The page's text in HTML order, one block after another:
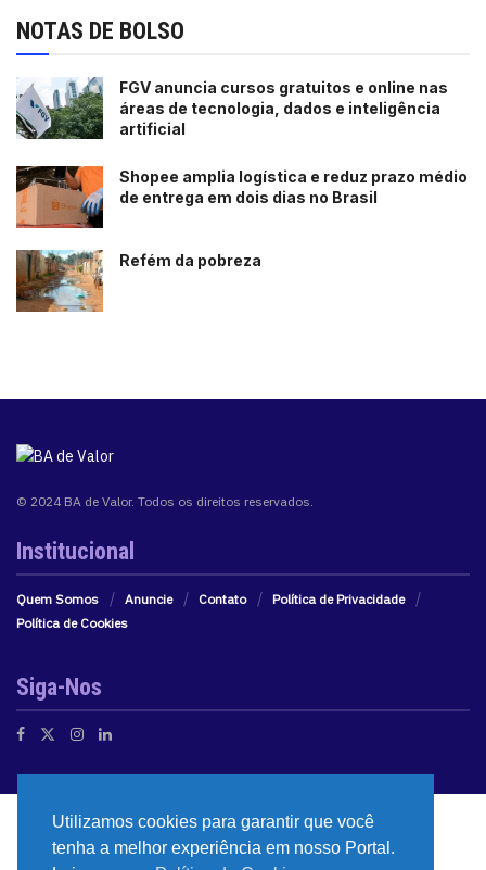
NOTAS DE BOLSO
FGV anuncia cursos gratuitos e online nas
áreas de tecnologia, dados e inteligência
artificial
Shopee amplia logística e reduz prazo médio
de entrega em dois dias no Brasil
Refém da pobreza
© 2024 BA de Valor. Todos os direitos reservados.
Institucional
Quem Somos Anuncie Contato
Política de Privacidade
Política de Cookies
Siga-Nos
Utilizamos cookies para garantir que você
tenha a melhor experiência em nosso Portal.